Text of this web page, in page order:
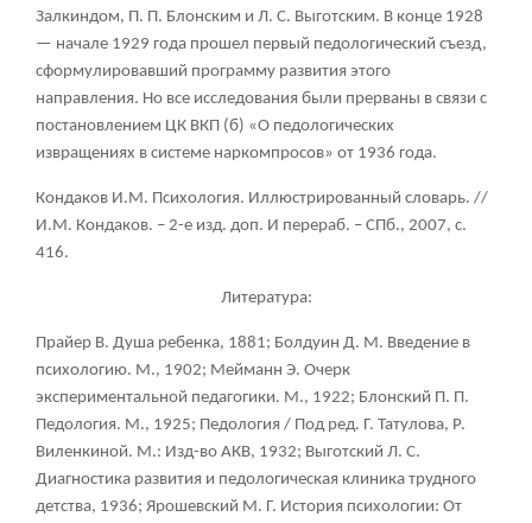
Залкиндом, П. П. Блонским и Л. С. Выготским. В конце 1928
— начале 1929 года прошел первый педологический съезд,
сформулировавший программу развития этого
направления. Но все исследования были прерваны в связи с
постановлением ЦК ВКП (б) «О педологических
извращениях в системе наркомпросов» от 1936 года.
Кондаков И.М. Психология. Иллюстрированный словарь. //
И.М. Кондаков. – 2-е изд. доп. И перераб. – СПб., 2007, с.
416.
Литература:
Прайер В. Душа ребенка, 1881; Болдуин Д. М. Введение в
психологию. М., 1902; Мейманн Э. Очерк
экспериментальной педагогики. М., 1922; Блонский П. П.
Педология. М., 1925; Педология / Под ред. Г. Татулова, Р.
Виленкиной. М.: Изд-во АКВ, 1932; Выготский Л. С.
Диагностика развития и педологическая клиника трудного
детства, 1936; Ярошевский М. Г. История психологии: От